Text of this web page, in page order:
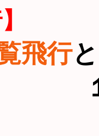
飛行